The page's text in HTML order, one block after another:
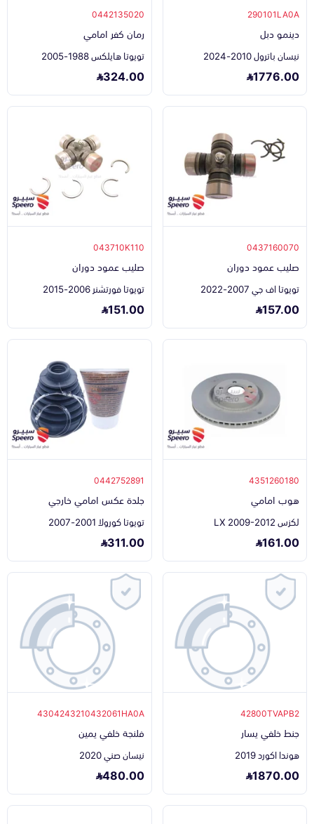
290101LA0A
دينمو دبل
نيسان باترول 2010-2024
1776.00
0442135020
رمان كفر امامي
تويوتا هايلكس 1988-2005
324.00
0437160070
صليب عمود دوران
تويوتا اف جي 2007-2022
157.00
043710K110
صليب عمود دوران
تويوتا فورتشنر 2006-2015
151.00
4351260180
هوب امامي
لكزس LX 2009-2012
161.00
0442752891
جلدة عكس امامي خارجي
تويوتا كورولا 2001-2007
311.00
42800TVAPB2
جنط خلفي يسار
هوندا اكورد 2019
1870.00
4304243210432061HA0A
فلنجة خلفي يمين
نيسان صني 2020
480.00